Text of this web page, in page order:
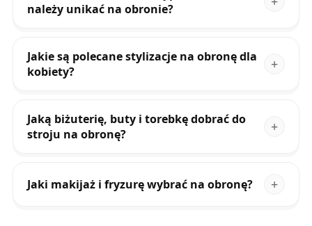
należy unikać na obronie?
Jakie są polecane stylizacje na obronę dla
kobiety?
Jaką biżuterię, buty i torebkę dobrać do
stroju na obronę?
Jaki makijaż i fryzurę wybrać na obronę?